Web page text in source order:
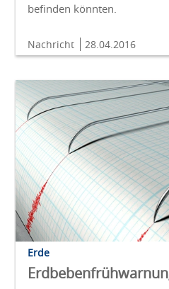
befinden könnten.
Nachricht 28.04.2016
Erde